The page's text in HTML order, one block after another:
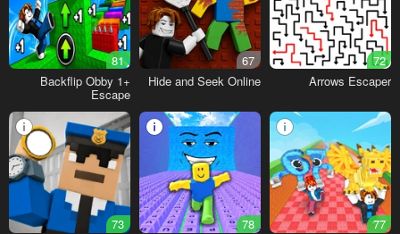
72
Arrows Escaper
67
Hide and Seek Online
81
+1 Backflip Obby
Escape
77
78
73